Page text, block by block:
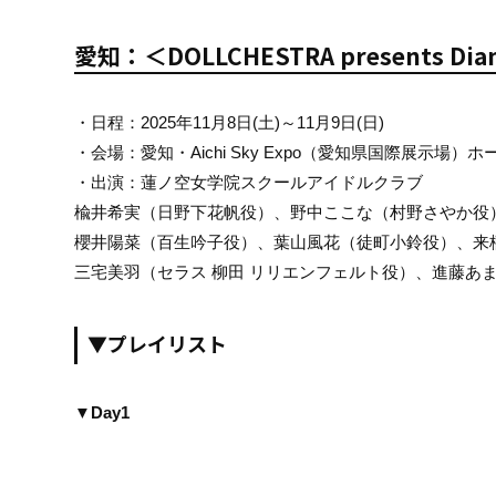
愛知：＜DOLLCHESTRA presents
・日程：2025年11月8日(土)～11月9日(日)
・会場：愛知・Aichi Sky Expo（愛知県国際展示場）ホ
・出演：蓮ノ空女学院スクールアイドルクラブ
楡井希実（日野下花帆役）、野中ここな（村野さやか役
櫻井陽菜（百生吟子役）、葉山風花（徒町小鈴役）、来
三宅美羽（セラス 柳田 リリエンフェルト役）、進藤あ
▼プレイリスト
▼Day1